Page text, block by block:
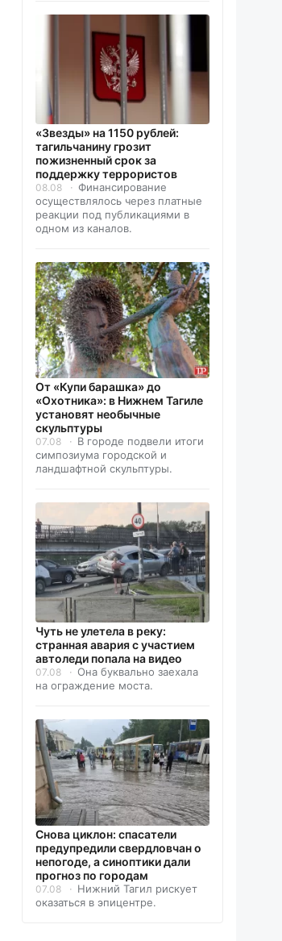
«Звезды» на 1150 рублей:
тагильчанину грозит
пожизненный срок за
поддержку террористов
08.08
Финансирование
осуществлялось через платные
реакции под публикациями в
одном из каналов.
От «Купи барашка» до
«Охотника»: в Нижнем Тагиле
установят необычные
скульптуры
07.08
В городе подвели итоги
симпозиума городской и
ландшафтной скульптуры.
Чуть не улетела в реку:
странная авария с участием
автоледи попала на видео
07.08
Она буквально заехала
на ограждение моста.
Снова циклон: спасатели
предупредили свердловчан о
непогоде, а синоптики дали
прогноз по городам
07.08
Нижний Тагил рискует
оказаться в эпицентре.